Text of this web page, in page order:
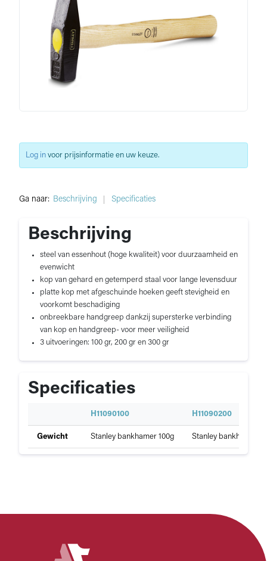
Ga naar: Beschrijving Specificaties
Beschrijving
steel van essenhout (hoge kwaliteit) voor duurzaamheid en
evenwicht
kop van gehard en getemperd staal voor lange levensduur
platte kop met afgeschuinde hoeken geeft stevigheid en
voorkomt beschadiging
onbreekbare handgreep dankzij supersterke verbinding
van kop en handgreep- voor meer veiligheid
3 uitvoeringen: 100 gr, 200 gr en 300 gr
Specificaties
Stanley
p
e
c
a
H11090100 H11090200
Gewicht Stanley bankhamer 100g Stanley bankhamer
Log in voor prijsinformatie en uw keuze.